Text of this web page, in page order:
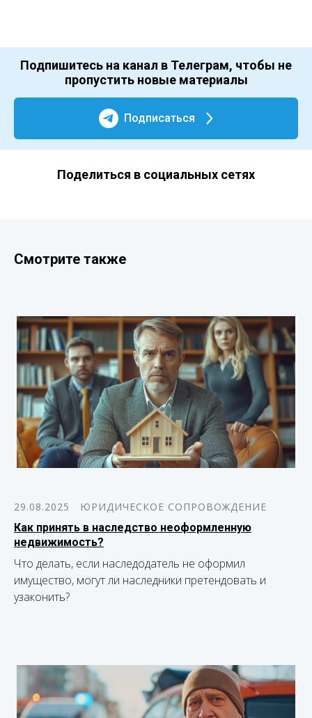
Подпишитесь на канал в Телеграм, чтобы не
пропустить новые материалы
Подписаться
Поделиться в социальных сетях
Смотрите также
29.08.2025
ЮРИДИЧЕСКОЕ СОПРОВОЖДЕНИЕ
Как принять в наследство неоформленную
недвижимость?
Что делать, если наследодатель не оформил
имущество, могут ли наследники претендовать и
узаконить?